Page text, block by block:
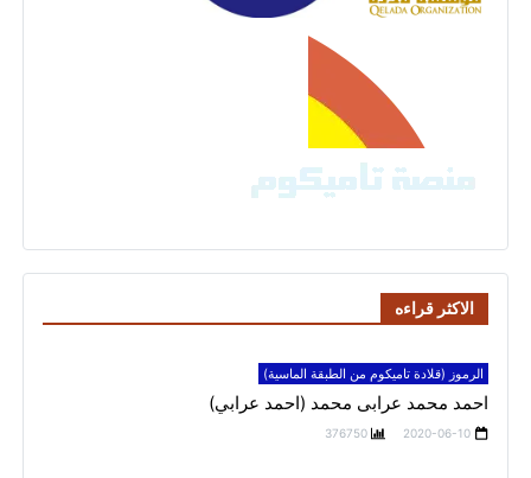
الاكثر قراءه
الرموز (قلادة تاميكوم من الطبقة الماسية)
احمد محمد عرابى محمد (احمد عرابي)
2020-06-10
376750